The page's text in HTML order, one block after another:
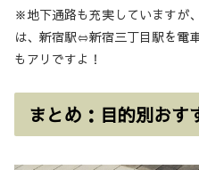
※地下通路も充実していますが
は、新宿駅⇔新宿三丁目駅を電
もアリですよ！
まとめ：目的別おす